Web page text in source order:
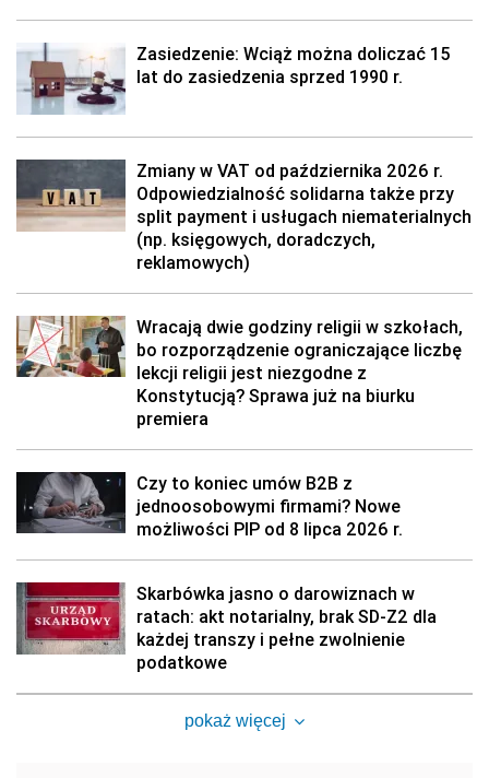
Zasiedzenie: Wciąż można doliczać 15
lat do zasiedzenia sprzed 1990 r.
Zmiany w VAT od października 2026 r.
Odpowiedzialność solidarna także przy
split payment i usługach niematerialnych
(np. księgowych, doradczych,
reklamowych)
Wracają dwie godziny religii w szkołach,
bo rozporządzenie ograniczające liczbę
lekcji religii jest niezgodne z
Konstytucją? Sprawa już na biurku
premiera
Czy to koniec umów B2B z
jednoosobowymi firmami? Nowe
możliwości PIP od 8 lipca 2026 r.
Skarbówka jasno o darowiznach w
ratach: akt notarialny, brak SD-Z2 dla
każdej transzy i pełne zwolnienie
podatkowe
pokaż więcej